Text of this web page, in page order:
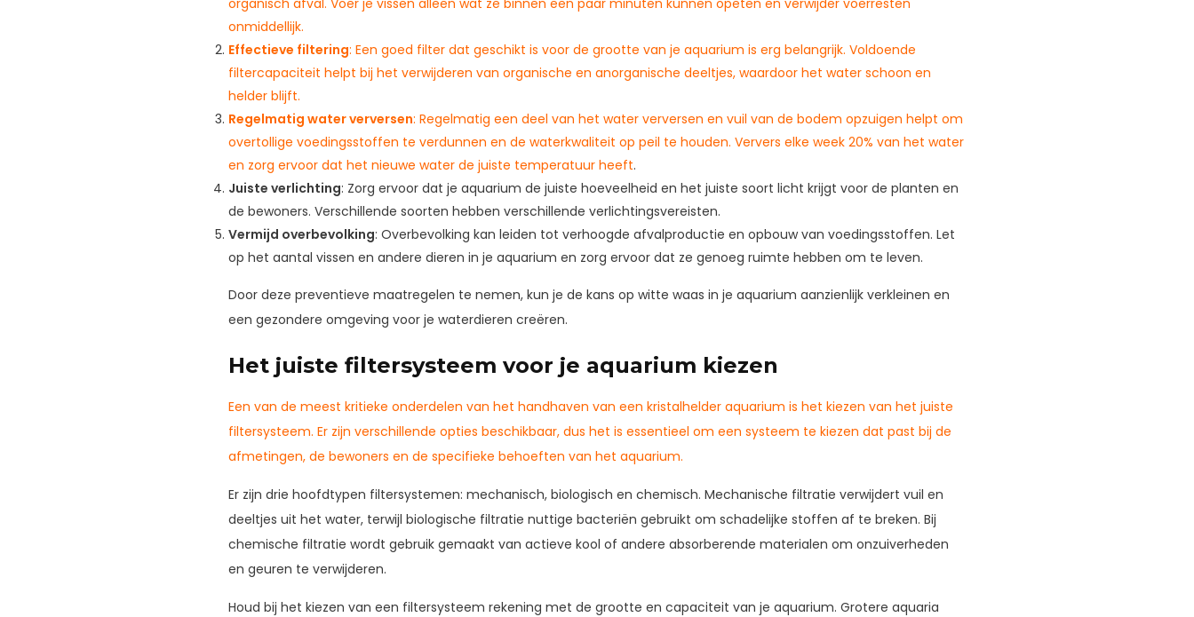
onmiddellijk.
Effectieve filtering: Een goed filter dat geschikt is voor de grootte van je aquarium is erg belangrijk. Voldoende
filtercapaciteit helpt bij het verwijderen van organische en anorganische deeltjes, waardoor het water schoon en
helder blijft.
Regelmatig water verversen: Regelmatig een deel van het water verversen en vuil van de bodem opzuigen helpt om
overtollige voedingsstoffen te verdunnen en de waterkwaliteit op peil te houden. Ververs elke week 20% van het water
en zorg ervoor dat het nieuwe water de juiste temperatuur heeft.
Juiste verlichting: Zorg ervoor dat je aquarium de juiste hoeveelheid en het juiste soort licht krijgt voor de planten en
de bewoners. Verschillende soorten hebben verschillende verlichtingsvereisten.
Vermijd overbevolking: Overbevolking kan leiden tot verhoogde afvalproductie en opbouw van voedingsstoffen. Let
op het aantal vissen en andere dieren in je aquarium en zorg ervoor dat ze genoeg ruimte hebben om te leven.
Door deze preventieve maatregelen te nemen, kun je de kans op witte waas in je aquarium aanzienlijk verkleinen en
een gezondere omgeving voor je waterdieren creëren.
Het juiste filtersysteem voor je aquarium kiezen
Een van de meest kritieke onderdelen van het handhaven van een kristalhelder aquarium is het kiezen van het juiste
filtersysteem. Er zijn verschillende opties beschikbaar, dus het is essentieel om een systeem te kiezen dat past bij de
afmetingen, de bewoners en de specifieke behoeften van het aquarium.
Er zijn drie hoofdtypen filtersystemen: mechanisch, biologisch en chemisch. Mechanische filtratie verwijdert vuil en
deeltjes uit het water, terwijl biologische filtratie nuttige bacteriën gebruikt om schadelijke stoffen af te breken. Bij
chemische filtratie wordt gebruik gemaakt van actieve kool of andere absorberende materialen om onzuiverheden
en geuren te verwijderen.
Houd bij het kiezen van een filtersysteem rekening met de grootte en capaciteit van je aquarium. Grotere aquaria